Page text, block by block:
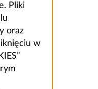
Pliki
oraz
w